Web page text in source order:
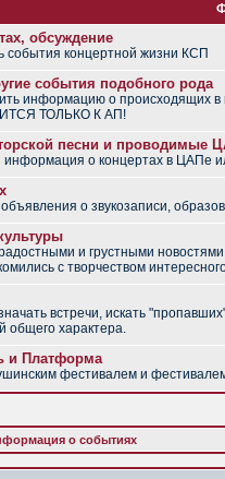
обсуждение
события концертной жизни КСП
события подобного рода
информацию о происходящих
ТОЛЬКО К АП!
песни и проводимые
информация о концертах в ЦАПе
о звукозаписи,
и грустными
с творчеством
встречи, искать
общего характера.
и Платформа
фестивалем и
о событиях